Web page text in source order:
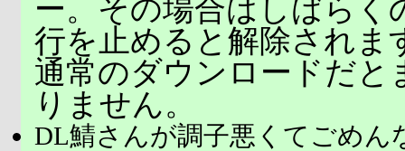
ー。その場合はしばらく
行を止めると解除されま
通常のダウンロードだと
りません。
DL鯖さんが調子悪くてごめん